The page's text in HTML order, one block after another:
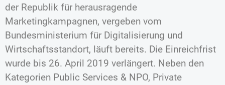
der Republik für herausragende
Marketingkampagnen, vergeben vom
Bundesministerium für Digitalisierung und
Wirtschaftsstandort, läuft bereits. Die Einreichfrist
wurde bis 26. April 2019 verlängert. Neben den
Kategorien Public Services & NPO, Private